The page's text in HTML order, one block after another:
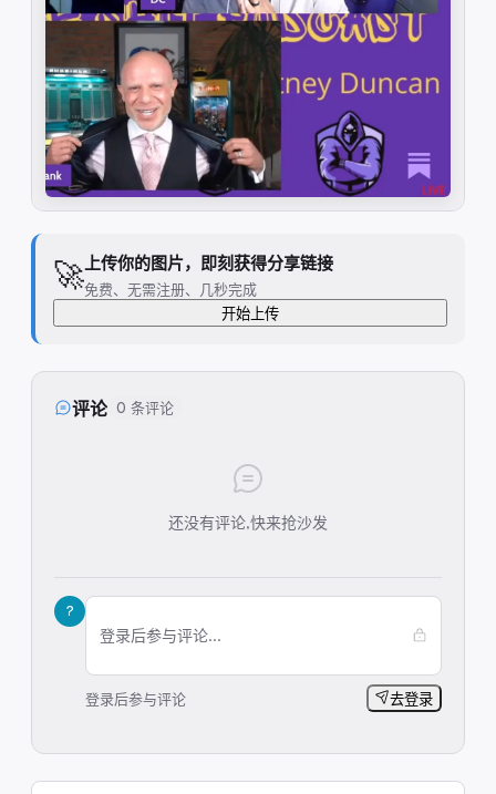
🚀 上传你的图片，即刻获得分享链接
免费、无需注册、几秒完成
开始上传
评论 0 条评论
还没有评论,快来抢沙发
?
登录后参与评论...
登录后参与评论 去登录